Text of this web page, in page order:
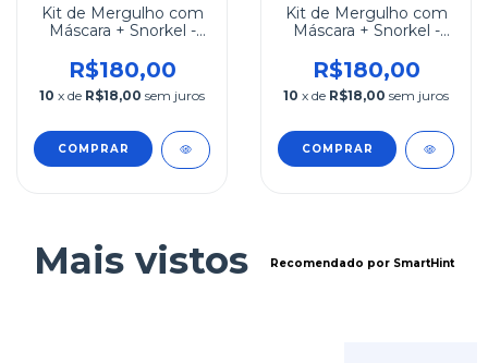
Kit de Mergulho com
Máscara + Snorkel -
R$180,00
10 x de R$18,00 sem juros
COMPRAR
Kit de Mergulho com
Máscara + Snorkel -
R$180,00
10 x de R$18,00 sem juros
Mais vistos Recomendado por SmartHint